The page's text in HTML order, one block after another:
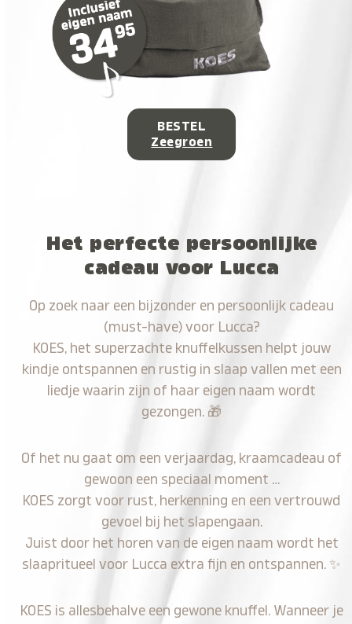
BESTEL
Zeegroen
Het perfecte persoonlijke
cadeau voor Lucca
Op zoek naar een bijzonder en persoonlijk cadeau
(must-have) voor Lucca?
KOES, het superzachte knuffelkussen helpt jouw
kindje ontspannen en rustig in slaap vallen met een
liedje waarin zijn of haar eigen naam wordt
gezongen. 🎁
Of het nu gaat om een verjaardag, kraamcadeau of
gewoon een speciaal moment …
KOES zorgt voor rust, herkenning en een vertrouwd
gevoel bij het slapengaan.
Juist door het horen van de eigen naam wordt het
slaapritueel voor Lucca extra fijn en ontspannen. ✨
KOES is allesbehalve een gewone knuffel. Wanneer je